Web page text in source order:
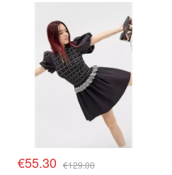
€55.30 €129.00